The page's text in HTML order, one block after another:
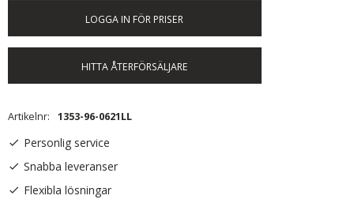
LOGGA IN FÖR PRISER
HITTA ÅTERFÖRSÄLJARE
Artikelnr 1353-96-0621LL
Personlig service
Snabba leveranser
Flexibla lösningar